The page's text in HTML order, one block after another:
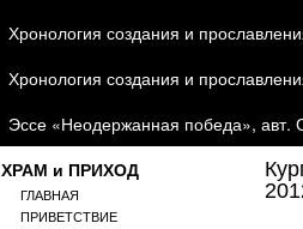
Хронология создания и
Хронология создания и
Эссе «Неодержанная победа», авт.
ХРАМ и ПРИХОД
ГЛАВНАЯ
ПРИВЕТСТВИЕ